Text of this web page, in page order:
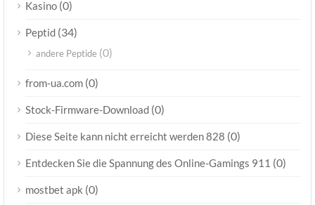
Kasino (0)
Peptid (34)
andere Peptide (0)
from-ua.com (0)
Stock-Firmware-Download (0)
Diese Seite kann nicht erreicht werden 828 (0)
Entdecken Sie die Spannung des Online-Gamings 911 (0)
mostbet apk (0)